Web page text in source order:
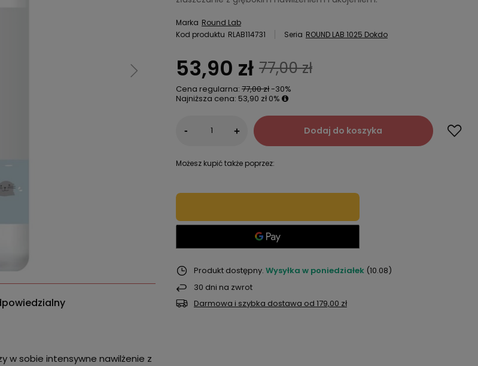
w sobie intensywne nawilżenie z
Marka Round Lab
Kod produktu RLAB114731 Seria ROUND LAB 1025 Dokdo
53,90 zł 77,00 zł
Cena regularna: 77,00 zł-30%
Najniższa cena: 53,90 zł 0%
- + Dodaj do koszyka
Możesz kupić także poprzez:
Produkt dostępny Wysyłka w poniedziałek (10.08)
30 dni na zwrot
Darmowa i szybka dostawa od 179,00 zł